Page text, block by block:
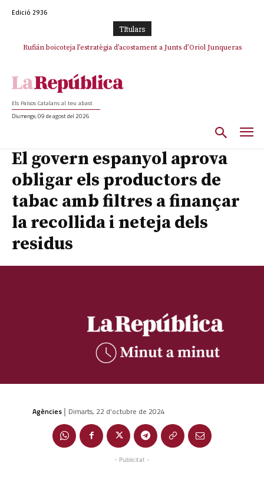
Edició 2936
TItulars
Rufián boicoteja l’estratègia d’acostament a Junts d’Oriol Junqueras
Rufián dinamita la unitat independentista amb un atac frontal al retorn
Els Països Catalans al teu abast
Diumenge, 09 de agost del 2026
El govern espanyol aprova
obligar els productors de
tabac amb filtres a finançar
la recollida i neteja dels
residus
Agències | Dimarts, 22 d'octubre de 2024
- Publicitat -